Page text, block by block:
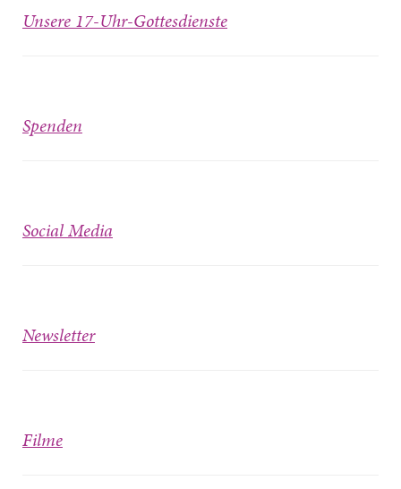
Unsere 17-Uhr-Gottesdienste
Spenden
Social Media
Newsletter
Filme